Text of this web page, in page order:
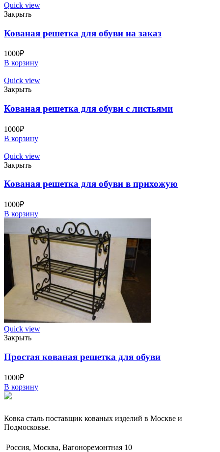
Quick view
Закрыть
Кованая решетка для обуви на заказ
1000₽
В корзину
Quick view
Закрыть
Кованая решетка для обуви с листьями
1000₽
В корзину
Quick view
Закрыть
Кованая решетка для обуви в прихожую
1000₽
В корзину
Quick view
Закрыть
Простая кованая решетка для обуви
1000₽
В корзину
Ковка сталь поставщик кованых изделий в Москве и
Подмосковье.
Россия, Москва, Вагоноремонтная 10